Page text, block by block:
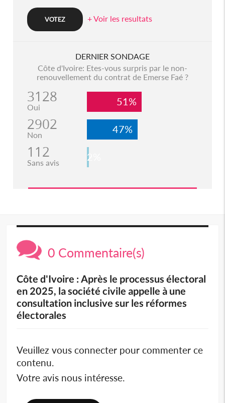
+ Voir les resultats
DERNIER SONDAGE
Côte d'Ivoire: Etes-vous surpris par le non-
renouvellement du contrat de Emerse Faé ?
3128
Oui 51%
2902
Non 47%
112
Sans avis 2%
0 Commentaire(s)
Côte d'Ivoire : Après le processus électoral
en 2025, la société civile appelle à une
consultation inclusive sur les réformes
électorales
Veuillez vous connecter pour commenter ce
contenu.
Votre avis nous intéresse.